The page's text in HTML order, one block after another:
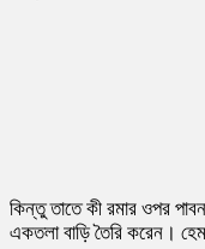
কিন্তু তাতে কী রমার ওপর
একতলা বাড়ি তৈরি করেন।